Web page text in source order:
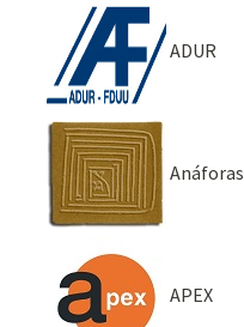
ADUR
Anáforas
APEX